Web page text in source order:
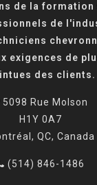
de la
de
exigences de
des clients.
5098 Rue Molson
H1Y 0A7
QC, Canada
(514) 846-1486